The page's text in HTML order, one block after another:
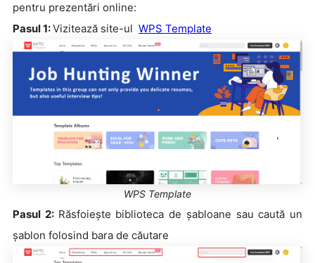
pentru prezentări online:
Pasul 1:Vizitează site-ul WPS Template
WPS Template
Pasul 2: Răsfoiește biblioteca de șabloane sau caută un
șablon folosind bara de căutare